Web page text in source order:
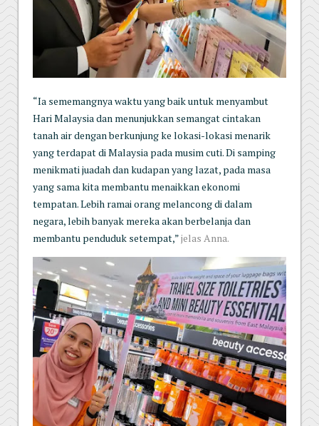
“Ia sememangnya waktu yang baik untuk menyambut
Hari Malaysia dan menunjukkan semangat cintakan
tanah air dengan berkunjung ke lokasi-lokasi menarik
yang terdapat di Malaysia pada musim cuti. Di samping
menikmati juadah dan kudapan yang lazat, pada masa
yang sama kita membantu menaikkan ekonomi
tempatan. Lebih ramai orang melancong di dalam
negara, lebih banyak mereka akan berbelanja dan
membantu penduduk setempat,”jelas Anna.